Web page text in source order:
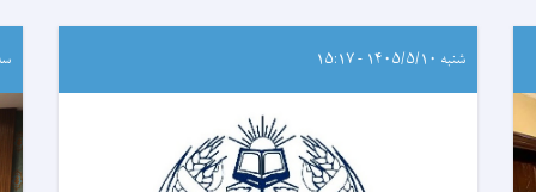
شنبه ۱۴۰۵/۵/۱۰ - ۱۵:۱۷